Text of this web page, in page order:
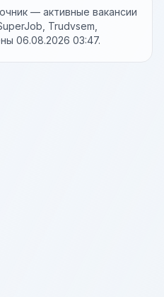
— активные вакансии
Trudvsem,
06.08.2026 03:47.